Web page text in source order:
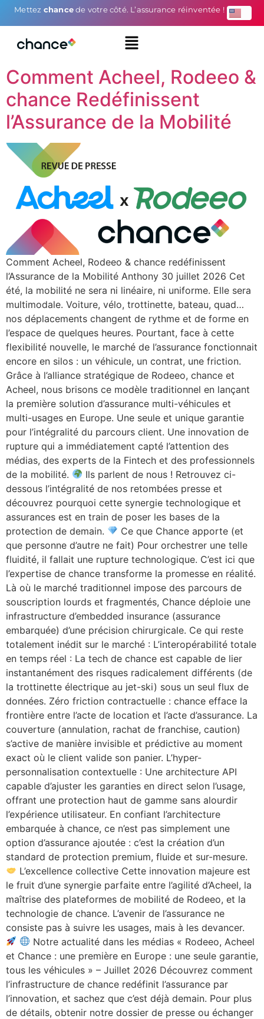
Mettez chancede votre côté. L’assurance réinventée !
Comment Acheel, Rodeeo &
chance Redéfinissent
l’Assurance de la Mobilité
Comment Acheel, Rodeeo & chance redéfinissent
l’Assurance de la Mobilité Anthony 30 juillet 2026 Cet
été, la mobilité ne sera ni linéaire, ni uniforme. Elle sera
multimodale. Voiture, vélo, trottinette, bateau, quad…
nos déplacements changent de rythme et de forme en
l’espace de quelques heures. Pourtant, face à cette
flexibilité nouvelle, le marché de l’assurance fonctionnait
encore en silos : un véhicule, un contrat, une friction.
Grâce à l’alliance stratégique de Rodeeo, chance et
Acheel, nous brisons ce modèle traditionnel en lançant
la première solution d’assurance multi-véhicules et
multi-usages en Europe. Une seule et unique garantie
pour l’intégralité du parcours client. Une innovation de
rupture qui a immédiatement capté l’attention des
médias, des experts de la Fintech et des professionnels
de la mobilité.
Ils parlent de nous ! Retrouvez ci-
dessous l’intégralité de nos retombées presse et
découvrez pourquoi cette synergie technologique et
assurances est en train de poser les bases de la
protection de demain.
Ce que Chance apporte (et
que personne d’autre ne fait) Pour orchestrer une telle
fluidité, il fallait une rupture technologique. C’est ici que
l’expertise de chance transforme la promesse en réalité.
Là où le marché traditionnel impose des parcours de
souscription lourds et fragmentés, Chance déploie une
infrastructure d’embedded insurance (assurance
embarquée) d’une précision chirurgicale. Ce qui reste
totalement inédit sur le marché : L’interopérabilité totale
en temps réel : La tech de chance est capable de lier
instantanément des risques radicalement différents (de
la trottinette électrique au jet-ski) sous un seul flux de
données. Zéro friction contractuelle : chance efface la
frontière entre l’acte de location et l’acte d’assurance. La
couverture (annulation, rachat de franchise, caution)
s’active de manière invisible et prédictive au moment
exact où le client valide son panier. L’hyper-
personnalisation contextuelle : Une architecture API
capable d’ajuster les garanties en direct selon l’usage,
offrant une protection haut de gamme sans alourdir
l’expérience utilisateur. En confiant l’architecture
embarquée à chance, ce n’est pas simplement une
option d’assurance ajoutée : c’est la création d’un
standard de protection premium, fluide et sur-mesure.
L’excellence collective Cette innovation majeure est
le fruit d’une synergie parfaite entre l’agilité d’Acheel, la
maîtrise des plateformes de mobilité de Rodeeo, et la
technologie de chance. L’avenir de l’assurance ne
consiste pas à suivre les usages, mais à les devancer.
Notre actualité dans les médias « Rodeeo, Acheel
et Chance : une première en Europe : une seule garantie,
tous les véhicules » – Juillet 2026 Découvrez comment
l’infrastructure de chance redéfinit l’assurance par
l’innovation, et sachez que c’est déjà demain. Pour plus
de détails, obtenir notre dossier de presse ou échanger